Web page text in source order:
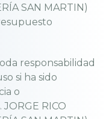
SAN MARTIN)
responsabilidad
si ha sido
o
RICO